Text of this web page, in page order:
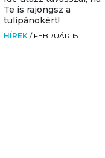
Te is rajongsz a
tulipánokért!
HÍREK/ FEBRUÁR 15.